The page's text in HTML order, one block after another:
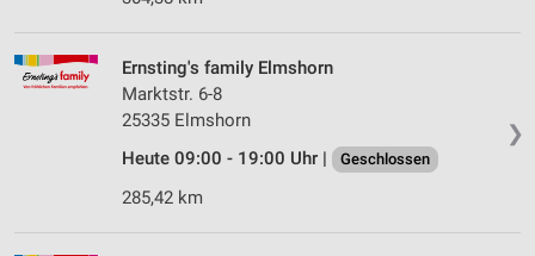
❯
Ernsting's family Elmshorn
Marktstr. 6-8
25335 Elmshorn
Heute 09:00 - 19:00 Uhr |
Geschlossen
285,42 km